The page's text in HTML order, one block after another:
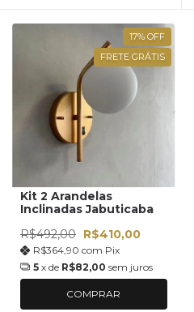
17% OFF
FRETE GRÁTIS
Kit 2 Arandelas
Inclinadas Jabuticaba
R$492,00 R$410,00
R$364,90 com Pix
5 x de R$82,00 sem juros
COMPRAR